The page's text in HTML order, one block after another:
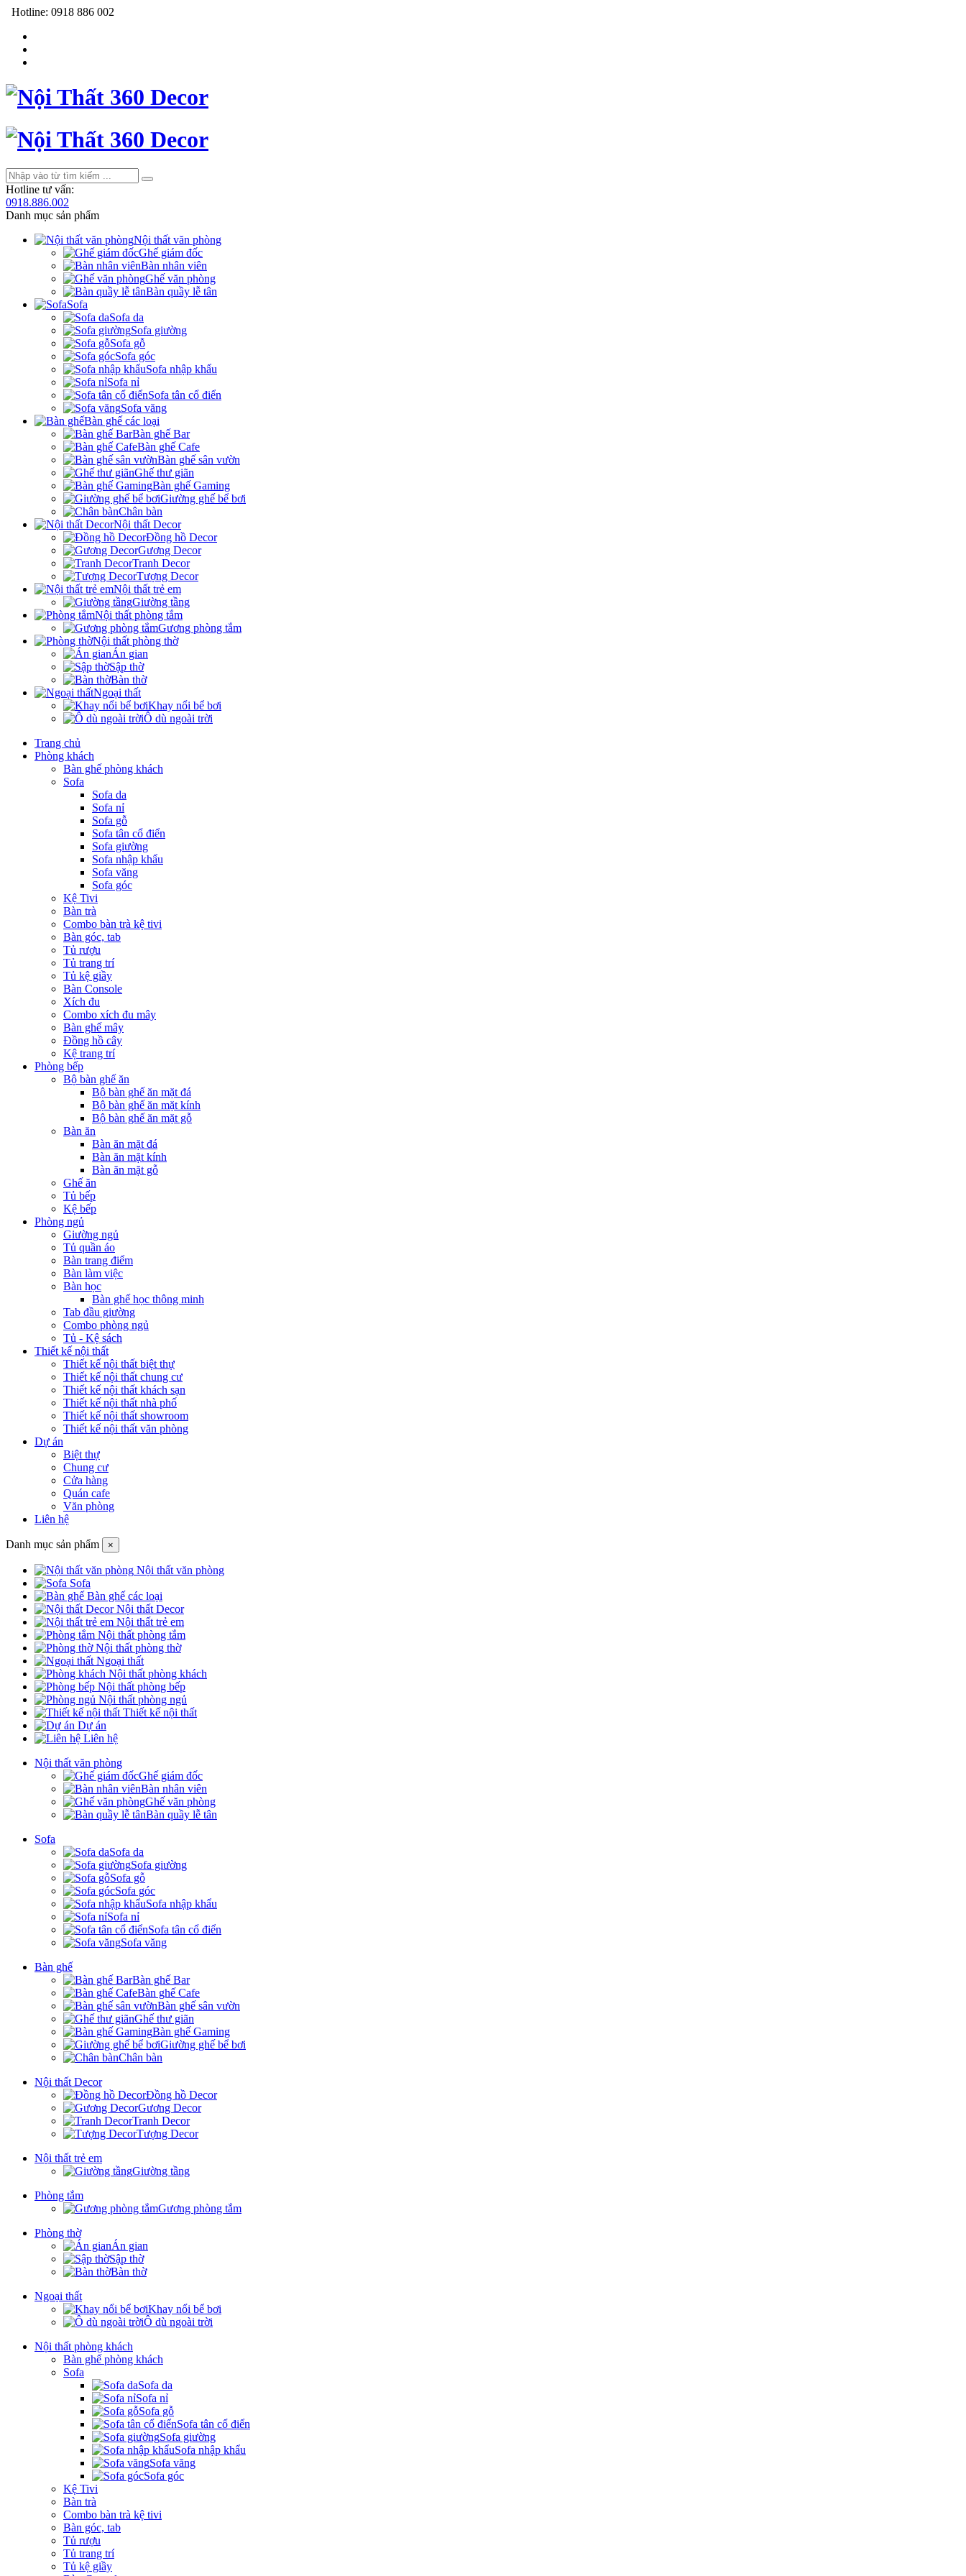
Hotline: 0918 886 002
Hotline tư vấn:
0918.886.002
Danh mục sản phẩm
Nội thất văn phòng
Ghế giám đốc
Bàn nhân viên
Ghế văn phòng
Bàn quầy lễ tân
Sofa
Sofa da
Sofa giường
Sofa gỗ
Sofa góc
Sofa nhập khẩu
Sofa nỉ
Sofa tân cổ điển
Sofa văng
Bàn ghế các loại
Bàn ghế Bar
Bàn ghế Cafe
Bàn ghế sân vườn
Ghế thư giãn
Bàn ghế Gaming
Giường ghế bể bơi
Chân bàn
Nội thất Decor
Đồng hồ Decor
Gương Decor
Tranh Decor
Tượng Decor
Nội thất trẻ em
Giường tầng
Nội thất phòng tắm
Gương phòng tắm
Nội thất phòng thờ
Án gian
Sập thờ
Bàn thờ
Ngoại thất
Khay nổi bể bơi
Ô dù ngoài trời
Trang chủ
Phòng khách
Bàn ghế phòng khách
Sofa
Sofa da
Sofa nỉ
Sofa gỗ
Sofa tân cổ điển
Sofa giường
Sofa nhập khẩu
Sofa văng
Sofa góc
Kệ Tivi
Bàn trà
Combo bàn trà kệ tivi
Bàn góc, tab
Tủ rượu
Tủ trang trí
Tủ kệ giầy
Bàn Console
Xích đu
Combo xích đu mây
Bàn ghế mây
Đồng hồ cây
Kệ trang trí
Phòng bếp
Bộ bàn ghế ăn
Bộ bàn ghế ăn mặt đá
Bộ bàn ghế ăn mặt kính
Bộ bàn ghế ăn mặt gỗ
Bàn ăn
Bàn ăn mặt đá
Bàn ăn mặt kính
Bàn ăn mặt gỗ
Ghế ăn
Tủ bếp
Kệ bếp
Phòng ngủ
Giường ngủ
Tủ quần áo
Bàn trang điểm
Bàn làm việc
Bàn học
Bàn ghế học thông minh
Tab đầu giường
Combo phòng ngủ
Tủ - Kệ sách
Thiết kế nội thất
Thiết kế nội thất biệt thự
Thiết kế nội thất chung cư
Thiết kế nội thất khách sạn
Thiết kế nội thất nhà phố
Thiết kế nội thất showroom
Thiết kế nội thất văn phòng
Dự án
Biệt thự
Chung cư
Cửa hàng
Quán cafe
Văn phòng
Liên hệ
Danh mục sản phẩm ×
Nội thất văn phòng
Sofa
Bàn ghế các loại
Nội thất Decor
Nội thất trẻ em
Nội thất phòng tắm
Nội thất phòng thờ
Ngoại thất
Nội thất phòng khách
Nội thất phòng bếp
Nội thất phòng ngủ
Thiết kế nội thất
Dự án
Liên hệ
Nội thất văn phòng
Ghế giám đốc
Bàn nhân viên
Ghế văn phòng
Bàn quầy lễ tân
Sofa
Sofa da
Sofa giường
Sofa gỗ
Sofa góc
Sofa nhập khẩu
Sofa nỉ
Sofa tân cổ điển
Sofa văng
Bàn ghế
Bàn ghế Bar
Bàn ghế Cafe
Bàn ghế sân vườn
Ghế thư giãn
Bàn ghế Gaming
Giường ghế bể bơi
Chân bàn
Nội thất Decor
Đồng hồ Decor
Gương Decor
Tranh Decor
Tượng Decor
Nội thất trẻ em
Giường tầng
Phòng tắm
Gương phòng tắm
Phòng thờ
Án gian
Sập thờ
Bàn thờ
Ngoại thất
Khay nổi bể bơi
Ô dù ngoài trời
Nội thất phòng khách
Bàn ghế phòng khách
Sofa
Sofa da
Sofa nỉ
Sofa gỗ
Sofa tân cổ điển
Sofa giường
Sofa nhập khẩu
Sofa văng
Sofa góc
Kệ Tivi
Bàn trà
Combo bàn trà kệ tivi
Bàn góc, tab
Tủ rượu
Tủ trang trí
Tủ kệ giầy